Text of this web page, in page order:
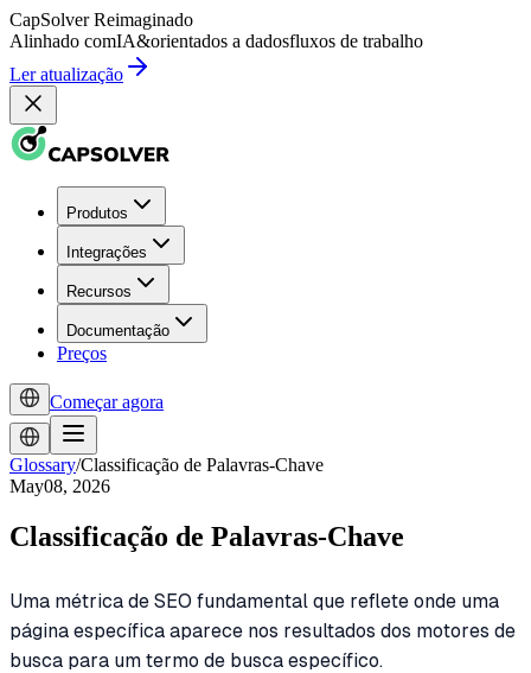
CapSolver Reimaginado
Alinhado comIA&orientados a dadosfluxos de trabalho
Ler atualização
Produtos
Integrações
Recursos
Documentação
Preços
Começar agora
Glossary/Classificação de Palavras-Chave
May08, 2026
Classificação de Palavras-Chave
Uma métrica de SEO fundamental que reflete onde uma
página específica aparece nos resultados dos motores de
busca para um termo de busca específico.